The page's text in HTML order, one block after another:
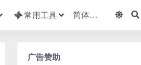
常用工具
广告赞助